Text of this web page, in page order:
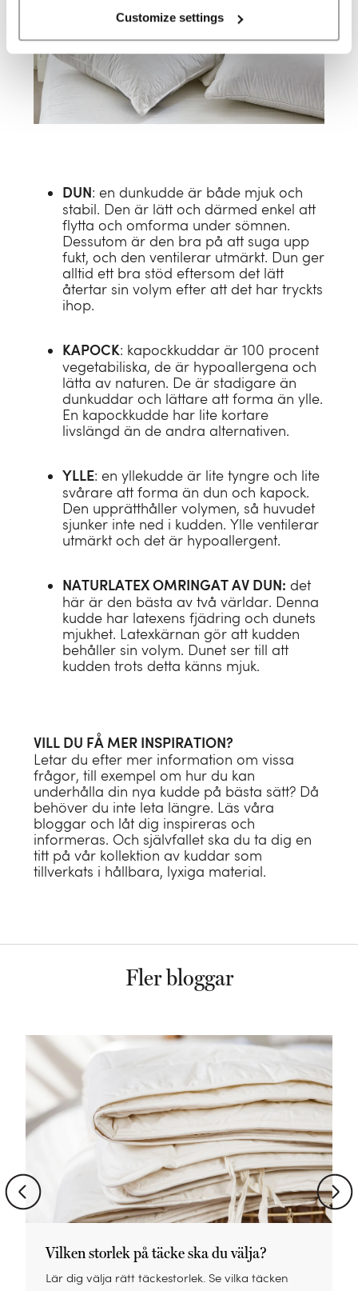
Customize settings
Hållbara
Ett täcke för alla
årstider
En god sömn
utgår från
UTFORSKA
Bärkraft för dina
UTFORSKA
UTFORSKA
Ekolyx för natten
UTFORSKA
Lyx som lindar
in dig
UTFORSKA
tillbehör
UTFORSKA
Barntäcke för
hösten
UTFORSKA
DUN : en dunkudde är både mjuk och
stabil. Den är lätt och därmed enkel att
flytta och omforma under sömnen.
Dessutom är den bra på att suga upp
fukt, och den ventilerar utmärkt. Dun ger
alltid ett bra stöd eftersom det lätt
återtar sin volym efter att det har tryckts
ihop.
KAPOCK: kapockkuddar är 100 procent
vegetabiliska, de är hypoallergena och
lätta av naturen. De är stadigare än
dunkuddar och lättare att forma än ylle.
En kapockkudde har lite kortare
livslängd än de andra alternativen.
YLLE: en yllekudde är lite tyngre och lite
svårare att forma än dun och kapock.
Den upprätthåller volymen, så huvudet
sjunker inte ned i kudden. Ylle ventilerar
utmärkt och det är hypoallergent.
NATURLATEX OMRINGAT AV DUN: det
här är den bästa av två världar. Denna
kudde har latexens fjädring och dunets
mjukhet. Latexkärnan gör att kudden
behåller sin volym. Dunet ser till att
kudden trots detta känns mjuk.
VILL DU FÅ MER INSPIRATION?
Letar du efter mer information om vissa
frågor, till exempel om hur du kan
underhålla din nya kudde på bästa sätt? Då
behöver du inte leta längre. Läs våra
bloggar och låt dig inspireras och
informeras. Och självfallet ska du ta dig en
titt på vår kollektion av kuddar som
tillverkats i hållbara, lyxiga material.
Fler bloggar
Vilken storlek på täcke ska du välja?
Lär dig välja rätt täckestorlek. Se vilka täcken